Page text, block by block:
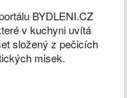
BYDLENI.CZ
v kuchyni uvítá
složený z pečicích
misek.